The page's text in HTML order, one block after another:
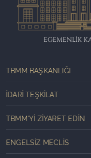
EGEMENLİK
TBMM BAŞKANLIĞI
İDARI TEŞKILAT
TBMM'YI ZIYARET EDIN
ENGELSIZ MECLIS